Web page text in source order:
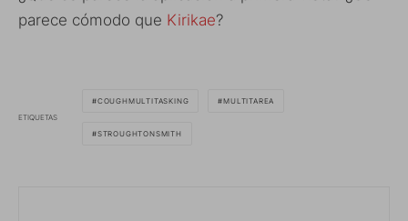
parece cómodo que Kirikae?
ETIQUETAS
COUGHMULTITASKING MULTITAREA
STROUGHTONSMITH